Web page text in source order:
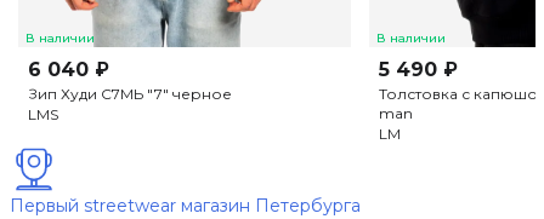
В наличии
6 040 ₽
Зип Худи С7МЬ "7" черное
LMS
В наличии
5 490 ₽
Толстовка с
man
LM
Первый streetwear магазин Петербурга